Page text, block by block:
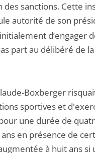
sanctions. Cette
autorité de son
d’engager
part au délibéré de la
Boxberger
sportives et
une durée de
en présence de
à huit ans si